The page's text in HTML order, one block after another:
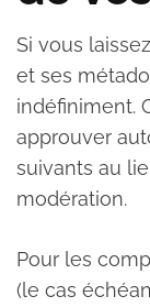
Si vous
et ses
indéfiniment.
approuver
suivants au
modération.
Pour les
(le cas